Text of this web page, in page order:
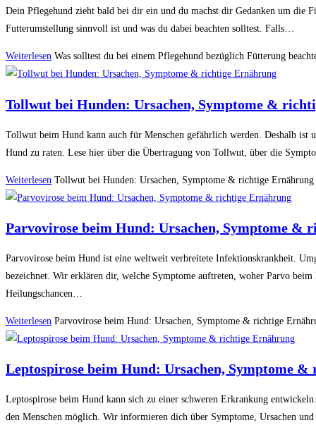
Dein Pflegehund zieht bald bei dir ein und du machst dir Gedanken um die
Futterumstellung sinnvoll ist und was du dabei beachten solltest. Falls…
Weiterlesen Was solltest du bei einem Pflegehund bezüglich Fütterung
Tollwut bei Hunden: Ursachen, Symptome &
Tollwut beim Hund kann auch für Menschen gefährlich werden. Deshalb
Hund zu raten. Lese hier über die Übertragung von Tollwut, über die
Weiterlesen Tollwut bei Hunden: Ursachen, Symptome & richtige Ernährung
Parvovirose beim Hund: Ursachen, Symptome &
Parvovirose beim Hund ist eine weltweit verbreitete Infektionskrankheit.
bezeichnet. Wir erklären dir, welche Symptome auftreten, woher Parvo
Heilungschancen…
Weiterlesen Parvovirose beim Hund: Ursachen, Symptome & richtige
Leptospirose beim Hund: Ursachen, Symptome
Leptospirose beim Hund kann sich zu einer schweren Erkrankung
den Menschen möglich. Wir informieren dich über Symptome, Ursachen